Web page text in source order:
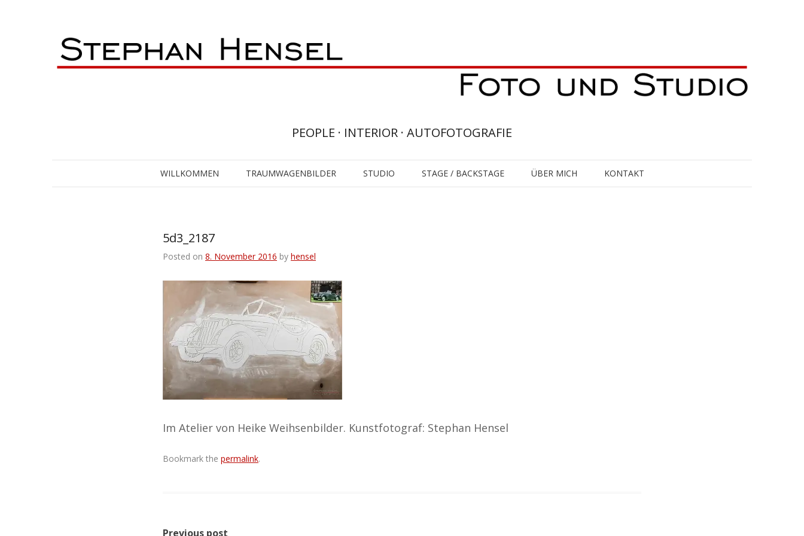
PEOPLE · INTERIOR · AUTOFOTOGRAFIE
WILLKOMMEN TRAUMWAGENBILDER STUDIO STAGE / BACKSTAGE ÜBER MICH KONTAKT
5d3_2187
Posted on 8. November 2016 by hensel
Im Atelier von Heike Weihsenbilder. Kunstfotograf: Stephan Hensel
Bookmark the permalink.
Post
Previous post